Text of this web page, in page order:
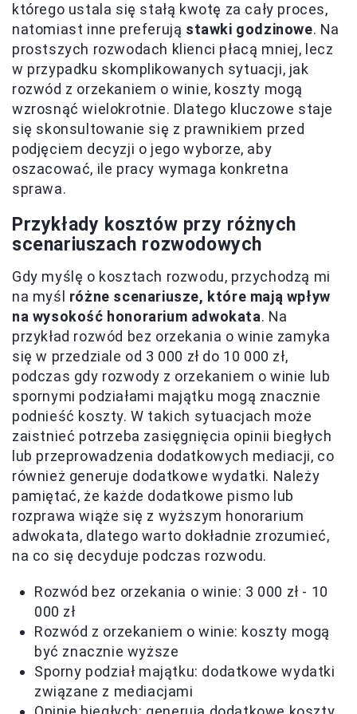
którego ustala się stałą kwotę za cały proces,
natomiast inne preferują stawki godzinowe. Na
prostszych rozwodach klienci płacą mniej, lecz
w przypadku skomplikowanych sytuacji, jak
rozwód z orzekaniem o winie, koszty mogą
wzrosnąć wielokrotnie. Dlatego kluczowe staje
się skonsultowanie się z prawnikiem przed
podjęciem decyzji o jego wyborze, aby
oszacować, ile pracy wymaga konkretna
sprawa.
Przykłady kosztów przy różnych
scenariuszach rozwodowych
Gdy myślę o kosztach rozwodu, przychodzą mi
na myśl różne scenariusze, które mają wpływ
na wysokość honorarium adwokata. Na
przykład rozwód bez orzekania o winie zamyka
się w przedziale od 3 000 zł do 10 000 zł,
podczas gdy rozwody z orzekaniem o winie lub
spornymi podziałami majątku mogą znacznie
podnieść koszty. W takich sytuacjach może
zaistnieć potrzeba zasięgnięcia opinii biegłych
lub przeprowadzenia dodatkowych mediacji, co
również generuje dodatkowe wydatki. Należy
pamiętać, że każde dodatkowe pismo lub
rozprawa wiąże się z wyższym honorarium
adwokata, dlatego warto dokładnie zrozumieć,
na co się decyduje podczas rozwodu.
Rozwód bez orzekania o winie: 3 000 zł - 10
000 zł
Rozwód z orzekaniem o winie: koszty mogą
być znacznie wyższe
Sporny podział majątku: dodatkowe wydatki
związane z mediacjami